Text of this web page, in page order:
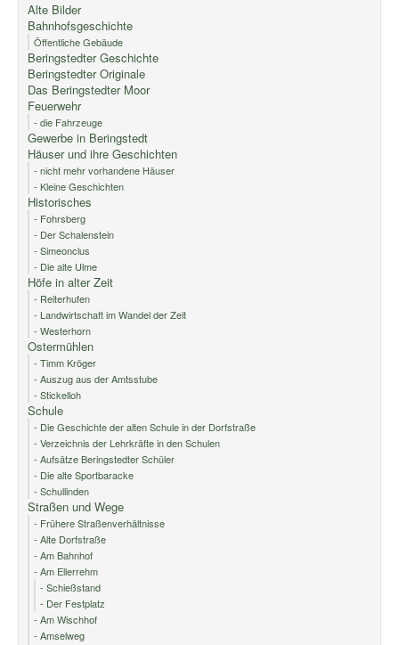
Alte Bilder
Bahnhofsgeschichte
Öffentliche Gebäude
Beringstedter Geschichte
Beringstedter Originale
Das Beringstedter Moor
Feuerwehr
- die Fahrzeuge
Gewerbe in Beringstedt
Häuser und ihre Geschichten
- nicht mehr vorhandene Häuser
- Kleine Geschichten
Historisches
- Fohrsberg
- Der Schalenstein
- Simeonclus
- Die alte Ulme
Höfe in alter Zeit
- Reiterhufen
- Landwirtschaft im Wandel der Zeit
- Westerhorn
Ostermühlen
- Timm Kröger
- Auszug aus der Amtsstube
- Stickelloh
Schule
- Die Geschichte der alten Schule in der Dorfstraße
- Verzeichnis der Lehrkräfte in den Schulen
- Aufsätze Beringstedter Schüler
- Die alte Sportbaracke
- Schullinden
Straßen und Wege
- Frühere Straßenverhältnisse
- Alte Dorfstraße
- Am Bahnhof
- Am Ellerrehm
- Schießstand
- Der Festplatz
- Am Wischhof
- Amselweg